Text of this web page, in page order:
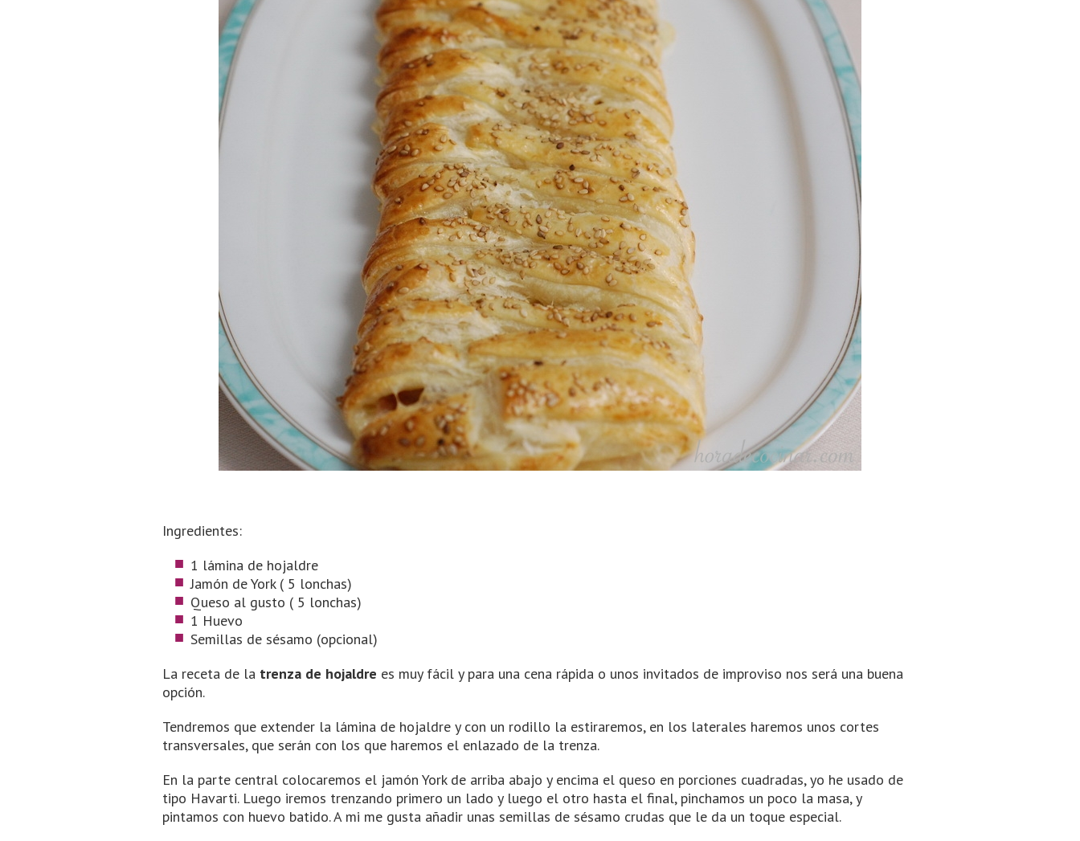
Ingredientes:
1 lámina de hojaldre
Jamón de York ( 5 lonchas)
Queso al gusto ( 5 lonchas)
1 Huevo
Semillas de sésamo (opcional)
La receta de la trenza de hojaldre es muy fácil y para una cena rápida o unos invitados de improviso nos será una buena
opción.
Tendremos que extender la lámina de hojaldre y con un rodillo la estiraremos, en los laterales haremos unos cortes
transversales, que serán con los que haremos el enlazado de la trenza.
En la parte central colocaremos el jamón York de arriba abajo y encima el queso en porciones cuadradas, yo he usado de
tipo Havarti. Luego iremos trenzando primero un lado y luego el otro hasta el final, pinchamos un poco la masa, y
pintamos con huevo batido. A mi me gusta añadir unas semillas de sésamo crudas que le da un toque especial.